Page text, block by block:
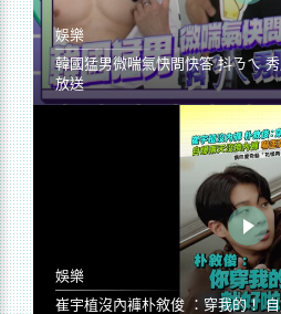
娛樂
韓國猛男微喘氣快問快答 抖ㄋㄟ
放送
娛樂
崔宇植沒內褲朴敘俊 ：穿我的！